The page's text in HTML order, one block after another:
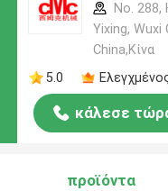
No. 288,
Yixing, Wuxi
China,Κίνα
5.0
κάλεσε
προϊόντα